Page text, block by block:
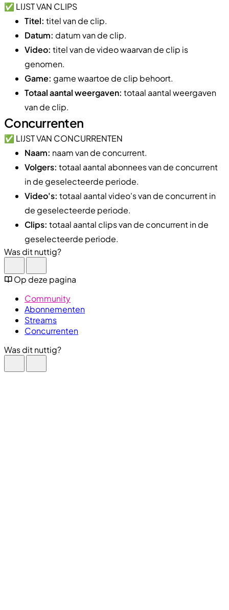
✅ LIJST VAN CLIPS
Titel: titel van de clip.
Datum: datum van de clip.
Video: titel van de video waarvan de clip is
genomen.
Game: game waartoe de clip behoort.
Totaal aantal weergaven: totaal aantal weergaven
van de clip.
Concurrenten
✅ LIJST VAN CONCURRENTEN
Naam: naam van de concurrent.
Volgers: totaal aantal abonnees van de concurrent
in de geselecteerde periode.
Video's: totaal aantal video's van de concurrent in
de geselecteerde periode.
Clips: totaal aantal clips van de concurrent in de
geselecteerde periode.
Was dit nuttig?
Op deze pagina
Community
Abonnementen
Streams
Concurrenten
Was dit nuttig?